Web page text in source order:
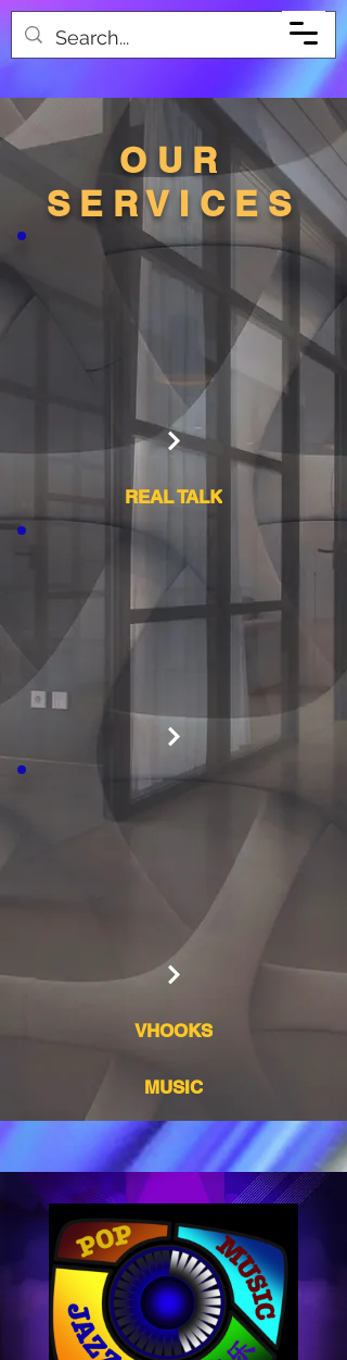
OUR
SERVICES
REAL TALK
VHOOKS
MUSIC